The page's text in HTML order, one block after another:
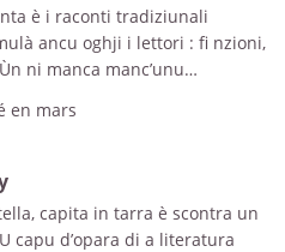
è i raconti tradiziunali
ancu oghji i lettori : fi nzioni,
ni manca manc’unu…
en mars
capita in tarra è scontra un
capu d’opara di a literatura